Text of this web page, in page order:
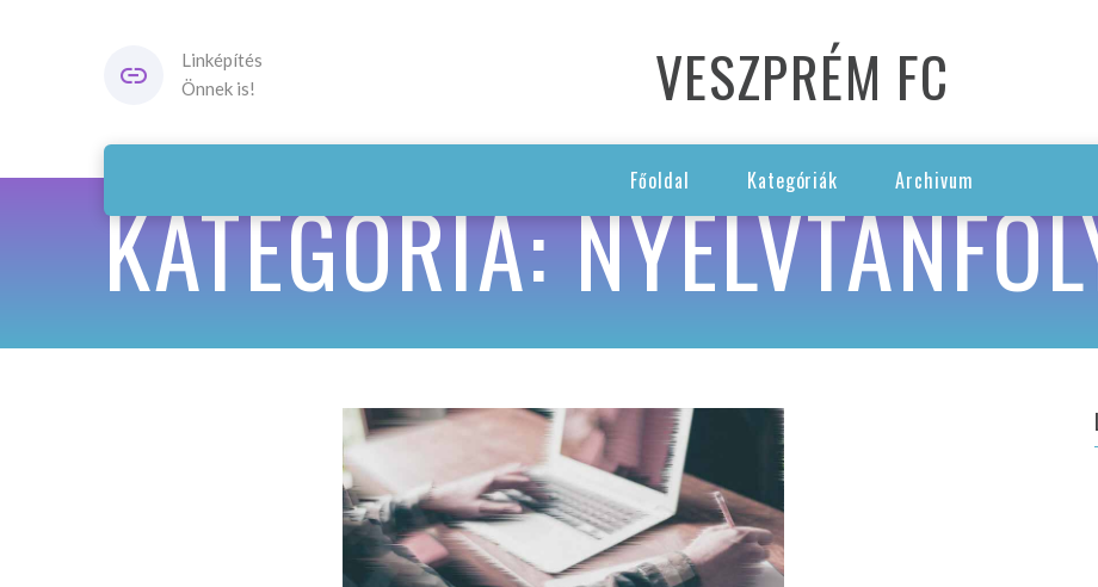
Linképítés
Önnek is!
VESZPRÉM FC
Főoldal Kategóriák Archivum
KATEGÓRIA: